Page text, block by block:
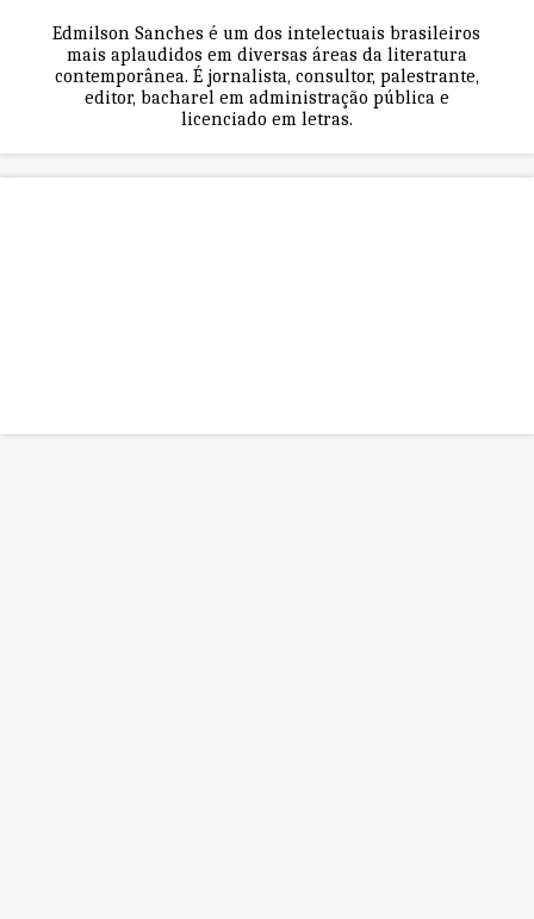
Edmilson Sanches é um dos intelectuais brasileiros
mais aplaudidos em diversas áreas da literatura
contemporânea. É jornalista, consultor, palestrante,
editor, bacharel em administração pública e
licenciado em letras.